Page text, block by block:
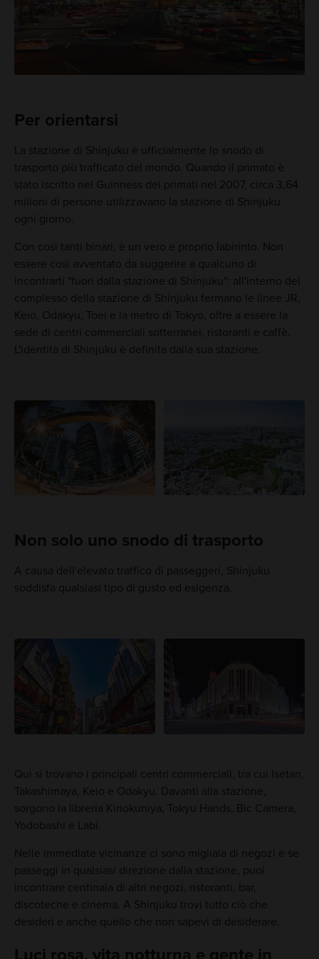
Per orientarsi
La stazione di Shinjuku è ufficialmente lo snodo di
trasporto più trafficato del mondo. Quando il primato è
stato iscritto nel Guinness dei primati nel 2007, circa 3,64
milioni di persone utilizzavano la stazione di Shinjuku
ogni giorno.
Con così tanti binari, è un vero e proprio labirinto. Non
essere così avventato da suggerire a qualcuno di
incontrarti "fuori dalla stazione di Shinjuku": all'interno del
complesso della stazione di Shinjuku fermano le linee JR,
Keio, Odakyu, Toei e la metro di Tokyo, oltre a essere la
sede di centri commerciali sotterranei, ristoranti e caffè.
L'identità di Shinjuku è definita dalla sua stazione.
Non solo uno snodo di trasporto
A causa dell'elevato traffico di passeggeri, Shinjuku
soddisfa qualsiasi tipo di gusto ed esigenza.
Qui si trovano i principali centri commerciali, tra cui Isetan,
Takashimaya, Keio e Odakyu. Davanti alla stazione,
sorgono la libreria Kinokuniya, Tokyu Hands, Bic Camera,
Yodobashi e Labi.
Nelle immediate vicinanze ci sono migliaia di negozi e se
passeggi in qualsiasi direzione dalla stazione, puoi
incontrare centinaia di altri negozi, ristoranti, bar,
discoteche e cinema. A Shinjuku trovi tutto ciò che
desideri e anche quello che non sapevi di desiderare.
Luci rosa, vita notturna e gente in